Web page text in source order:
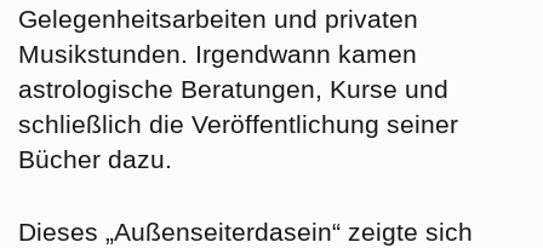
Gelegenheitsarbeiten und privaten
Musikstunden. Irgendwann kamen
astrologische Beratungen, Kurse und
schließlich die Veröffentlichung seiner
Bücher dazu.
Dieses „Außenseiterdasein“ zeigte sich